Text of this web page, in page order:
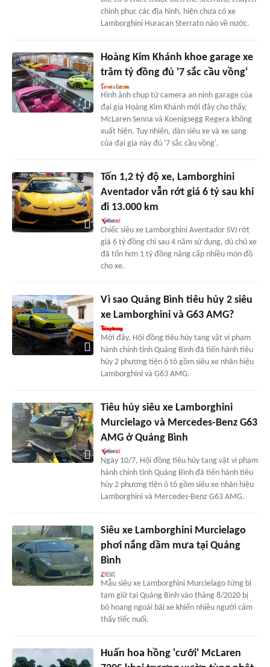
chinh phục các địa hình, hiện chưa có xe
Lamborghini Huracan Sterrato nào về nước.
Hoàng Kim Khánh khoe garage xe
trăm tỷ đồng đủ '7 sắc cầu vồng'
Hình ảnh chụp từ camera an ninh garage của
đại gia Hoàng Kim Khánh mới đây cho thấy,
McLaren Senna và Koenigsegg Regera không
xuất hiện. Tuy nhiên, dàn siêu xe và xe sang
của đại gia này đủ '7 sắc cầu vồng'.
Tốn 1,2 tỷ độ xe, Lamborghini
Aventador vẫn rớt giá 6 tỷ sau khi
đi 13.000 km
Chiếc siêu xe Lamborghini Aventador SVJ rớt
giá 6 tỷ đồng chỉ sau 4 năm sử dụng, dù chủ xe
đã tốn hơn 1 tỷ đồng nâng cấp nhiều món đồ
cho xe.
Vì sao Quảng Bình tiêu hủy 2 siêu
xe Lamborghini và G63 AMG?
Mới đây, Hội đồng tiêu hủy tang vật vi phạm
hành chính tỉnh Quảng Bình đã tiến hành tiêu
hủy 2 phương tiện ô tô gồm siêu xe nhãn hiệu
Lamborghini và G63 AMG.
Tiêu hủy siêu xe Lamborghini
Murcielago và Mercedes-Benz G63
AMG ở Quảng Bình
Ngày 10/7, Hội đồng tiêu hủy tang vật vi phạm
hành chính tỉnh Quảng Bình đã tiến hành tiêu
hủy 2 phương tiện ô tô gồm siêu xe nhãn hiệu
Lamborghini và Mercedes-Benz G63 AMG.
Siêu xe Lamborghini Murcielago
phơi nắng dầm mưa tại Quảng
Bình
Mẫu siêu xe Lamborghini Murcielago từng bị
tạm giữ tại Quảng Bình vào tháng 8/2020 bị
bỏ hoang ngoài bãi xe khiến nhiều người cảm
thấy tiếc nuối.
Huấn hoa hồng 'cưỡi' McLaren